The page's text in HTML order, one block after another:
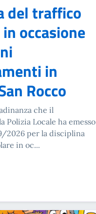
del traffico
occasione
in
Rocco
che il
Polizia Locale ha emesso
2026 per la disciplina
in oc...